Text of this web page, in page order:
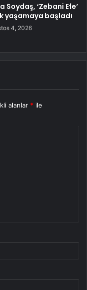
Soydaş, ‘Zebani Efe’
yaşamaya başladı
4, 2026
alanlar * ile